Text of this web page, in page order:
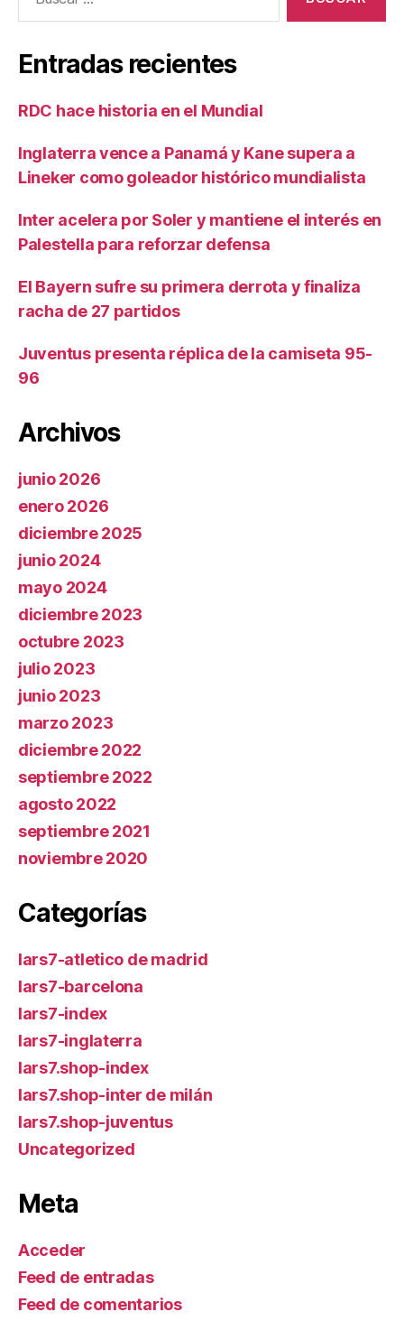
Entradas recientes
RDC hace historia en el Mundial
Inglaterra vence a Panamá y Kane supera a
Lineker como goleador histórico mundialista
Inter acelera por Soler y mantiene el interés en
Palestella para reforzar defensa
El Bayern sufre su primera derrota y finaliza
racha de 27 partidos
Juventus presenta réplica de la camiseta 95-
96
Archivos
junio 2026
enero 2026
diciembre 2025
junio 2024
mayo 2024
diciembre 2023
octubre 2023
julio 2023
junio 2023
marzo 2023
diciembre 2022
septiembre 2022
agosto 2022
septiembre 2021
noviembre 2020
Categorías
lars7-atletico de madrid
lars7-barcelona
lars7-index
lars7-inglaterra
lars7.shop-index
lars7.shop-inter de milán
lars7.shop-juventus
Uncategorized
Meta
Acceder
Feed de entradas
Feed de comentarios